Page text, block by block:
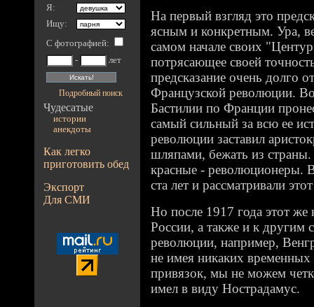
Я:
Ищу:
С фотографией:
-
лет
Подробный поиск
Чудесатые
истории
анекдоты
Как легко
приготовить обед
Экспорт
Для СМИ
На первый взгляд это
ясным и конкретным. Ура,
самом начале своих
потрясающее своей
предсказание очень долго
Французской революции.
Бастилии по Франции
самый сильный за всю ее
революции заставил
шляпами, бежать из
красные - революционеры.
ста лет и рассматривали
Но после 1917 года этот же
России, а также и к другим
революции, например,
не имея никаких временных
привязок, мы не можем
имел в виду Нострадамус.